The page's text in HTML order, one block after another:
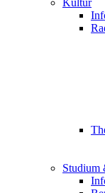
Kultur
Studium